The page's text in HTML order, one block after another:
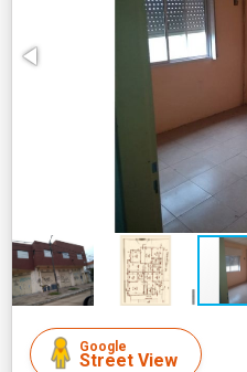
Google
Street View